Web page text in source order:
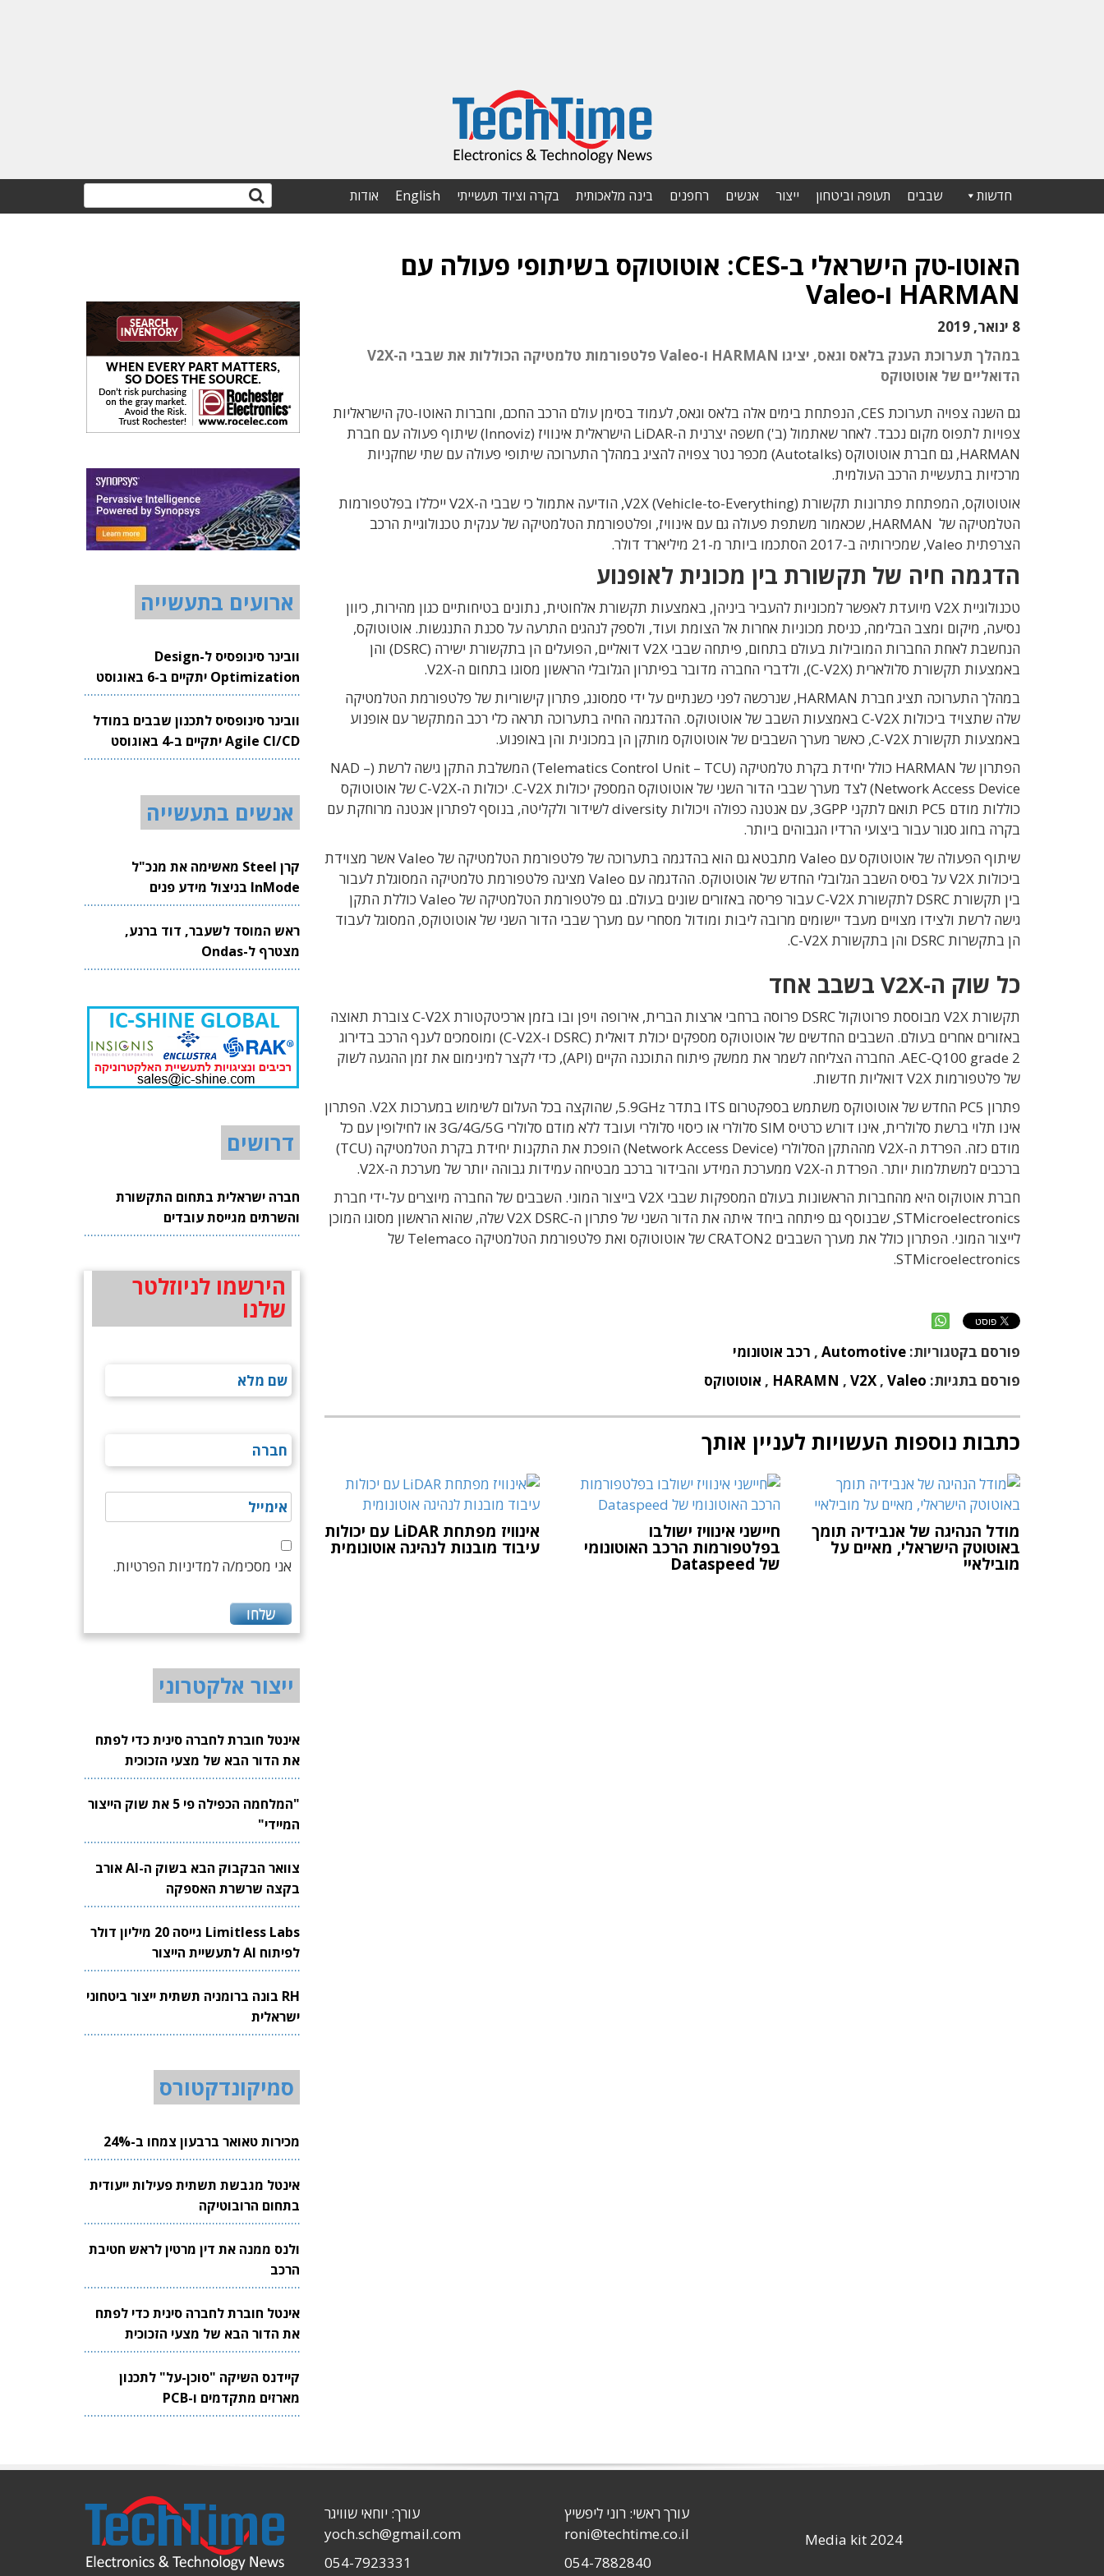
חדשות שבבים תעופה וביטחון ייצור אנשים רחפנים בינה מלאכותית בקרה וציוד תעשייתי English אודות
האוטו-טק הישראלי ב-CES: אוטוטוקס בשיתופי פעולה עם
HARMAN ו-Valeo
8 ינואר, 2019
במהלך תערוכת הענק בלאס וגאס, יציגו HARMAN ו-Valeo פלטפורמות טלמטיקה הכוללות את שבבי ה-V2X
הדואליים של אוטוטוקס
גם השנה צפויה תערוכת CES, הנפתחת בימים אלה בלאס וגאס, לעמוד בסימן עולם הרכב החכם, וחברות האוטו-טק הישראליות
צפויות לתפוס מקום נכבד. לאחר שאתמול (ב') חשפה יצרנית ה-LiDAR הישראלית אינוויז (Innoviz) שיתוף פעולה עם חברת
HARMAN, גם חברת אוטוטוקס (Autotalks) מכפר נטר צפויה להציג במהלך התערוכה שיתופי פעולה עם שתי שחקניות
מרכזיות בתעשיית הרכב העולמית.
אוטוטוקס, המפתחת פתרונות תקשורת V2X (Vehicle-to-Everything), הודיעה אתמול כי שבבי ה-V2X ייכללו בפלטפורמות
הטלמטיקה של HARMAN, שכאמור משתפת פעולה גם עם אינוויז, ופלטפורמת הטלמטיקה של ענקית טכנולוגיית הרכב
הצרפתית Valeo, שמכירותיה ב-2017 הסתכמו ביותר מ-21 מיליארד דולר.
הדגמה חיה של תקשורת בין מכונית לאופנוע
טכנולוגיית V2X מיועדת לאפשר למכוניות להעביר ביניהן, באמצעות תקשורת אלחוטית, נתונים בטיחותיים כגון מהירות, כיוון
נסיעה, מיקום ומצב הבלימה, כניסת מכוניות אחרות אל הצומת ועוד, ולספק לנהגים התרעה על סכנת התנגשות. אוטוטוקס,
הנחשבת לאחת החברות המובילות בעולם בתחום, פיתחה שבבי V2X דואליים, הפועלים הן בתקשורת ישירה (DSRC) והן
באמצעות תקשורת סלולארית (C-V2X), ולדברי החברה מדובר בפיתרון הגלובלי הראשון מסוגו בתחום ה-V2X.
במהלך התערוכה תציג חברת HARMAN, שנרכשה לפני כשנתיים על ידי סמסונג, פתרון קישוריות של פלטפורמת הטלמטיקה
שלה שתצויד ביכולות C-V2X באמצעות השבב של אוטוטוקס. ההדגמה החיה בתערוכה תראה כלי רכב המתקשר עם אופנוע
באמצעות תקשורת C-V2X, כאשר מערך השבבים של אוטוטוקס מותקן הן במכונית והן באופנוע.
הפתרון של HARMAN כולל יחידת בקרת טלמטיקה (Telematics Control Unit – TCU) המשלבת התקן גישה לרשת (NAD –
Network Access Device) לצד מערך שבבי הדור השני של אוטוטוקס המספק יכולות C-V2X. יכולות ה-C-V2X של אוטוטוקס
כוללות מודם PC5 תואם לתקני 3GPP, עם אנטנה כפולה ויכולות diversity לשידור ולקליטה, בנוסף לפתרון אנטנה מרוחקת עם
בקרה בחוג סגור עבור ביצועי הרדיו הגבוהים ביותר.
שיתוף הפעולה של אוטוטוקס עם Valeo מתבטא גם הוא בהדגמה בתערוכה של פלטפורמת הטלמטיקה של Valeo אשר מצוידת
ביכולות V2X על בסיס השבב הגלובלי החדש של אוטוטוקס. ההדגמה עם Valeo מציגה פלטפורמת טלמטיקה המסוגלת לעבור
בין תקשורת DSRC לתקשורת C-V2X עבור פריסה באזורים שונים בעולם. גם פלטפורמת הטלמטיקה של Valeo כוללת התקן
גישה לרשת ולצידו מצויים מעבד יישומים מרובה ליבות ומודול מסחרי עם מערך שבבי הדור השני של אוטוטוקס, המסוגל לעבוד
הן בתקשרות DSRC והן בתקשורת C-V2X.
כל שוק ה-V2X בשבב אחד
תקשורת V2X מבוססת פרוטוקול DSRC פרוסה ברחבי ארצות הברית, אירופה ויפן ובו בזמן ארכיטקטורת C-V2X צוברת תאוצה
באזורים אחרים בעולם. השבבים החדשים של אוטוטוקס מספקים יכולת דואלית (DSRC ו-C-V2X) ומוסמכים לענף הרכב בדירוג
AEC-Q100 grade 2. החברה הצליחה לשמר את ממשק פיתוח התוכנה הקיים (API), כדי לקצר למינימום את זמן ההגעה לשוק
של פלטפורמות V2X דואליות חדשות.
פתרון PC5 החדש של אוטוטוקס משתמש בספקטרום ITS בתדר 5.9GHz, שהוקצה בכל העלום לשימוש במערכות V2X. הפתרון
אינו תלוי ברשת סלולרית, אינו דורש כרטיס SIM סלולרי או כיסוי סלולרי ועובד ללא מודם סלולרי 3G/4G/5G או לחילופין עם כל
מודם כזה. הפרדת ה-V2X מההתקן הסלולרי (Network Access Device) הופכת את התקנות יחידת בקרת הטלמטיקה (TCU)
ברכבים למשתלמות יותר. הפרדת ה-V2X ממערכת המידע והבידור ברכב מבטיחה עמידות גבוהה יותר של מערכת ה-V2X.
חברת אוטוקוס היא מהחברות הראשונות בעולם המספקות שבבי V2X בייצור המוני. השבבים של החברה מיוצרים על-ידי חברת
STMicroelectronics, שבנוסף גם פיתחה ביחד איתה את הדור השני של פתרון ה-V2X DSRC שלה, שהוא הראשון מסוגו המוכן
לייצור המוני. הפתרון כולל את מערך השבבים CRATON2 של אוטוטוקס ואת פלטפורמת הטלמטיקה Telemaco של
STMicroelectronics.
פורסם בקטגוריות: Automotive
, רכב אוטונומי
פורסם בתגיות:
HARAMN , V2X , Valeo
, אוטוטוקס
כתבות נוספות העשויות לעניין אותך
מודל הנהיגה של אנבידיה תומך
באוטוטק הישראלי, מאיים על
מובילאיי
חיישני אינוויז ישולבו
בפלטפורמות הרכב האוטונומי
של Dataspeed
אינוויז מפתחת LiDAR עם יכולות
עיבוד מובנות לנהיגה אוטונומית
ארועים בתעשייה
וובינר סינופסיס ל-Design
Optimization יתקיים ב-6 באוגוסט
2026
וובינר סינופסיס לתכנון שבבים במודל
Agile CI/CD יתקיים ב-4 באוגוסט
2026
אנשים בתעשייה
קרן Steel מאשימה את מנכ"ל
InMode בניצול מידע פנים
ראש המוסד לשעבר, דוד ברנע,
מצטרף ל-Ondas
דרושים
חברה ישראלית בתחום התקשורת
והשרתים מגייסת עובדים
הירשמו לניוזלטר
שלנו
אני מסכימ/ה למדיניות הפרטיות.
ייצור אלקטרוני
אינטל חוברת לחברה סינית כדי לפתח
את הדור הבא של מצעי הזכוכית
לשבבים
"המלחמה הכפילה פי 5 את שוק הייצור
המיידי"
צוואר הבקבוק הבא בשוק ה-AI אורב
בקצה שרשרת האספקה
Limitless Labs גייסה 20 מיליון דולר
לפיתוח AI לתעשיית הייצור
RH בונה ברומניה תשתית ייצור ביטחוני
ישראלית
סמיקונדקטורס
מכירות טאואר ברבעון צמחו ב-24%
אינטל מגבשת תשתית פעילות ייעודית
בתחום הרובוטיקה
ולנס ממנה את דין מרטין לראש חטיבת
הרכב
אינטל חוברת לחברה סינית כדי לפתח
את הדור הבא של מצעי הזכוכית
לשבבים
קיידנס השיקה "סוכן-על" לתכנון
מארזים מתקדמים ו-PCB
Media kit 2024
עורך ראשי: רוני ליפשיץ
roni@techtime.co.il
054-7882840
עורך: יוחאי שוויגר
yoch.sch@gmail.com
054-7923331